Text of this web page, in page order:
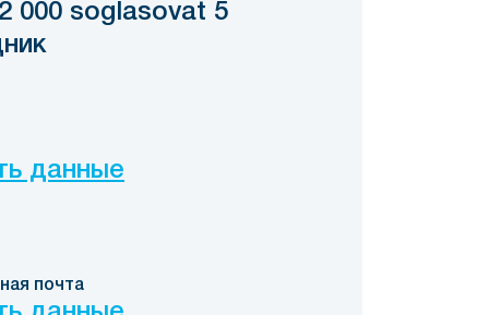
000 soglasovat 5
данные
почта